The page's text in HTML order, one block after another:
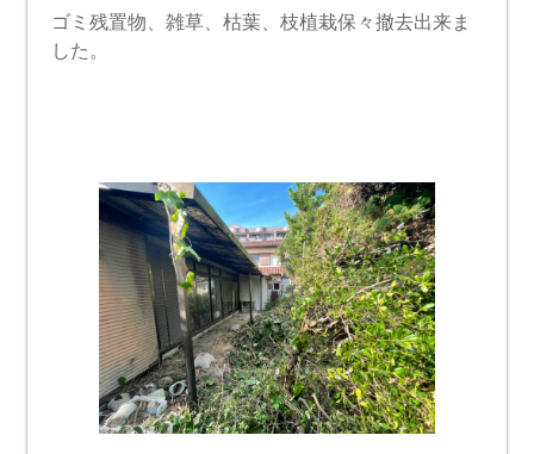
ゴミ残置物、雑草、枯葉、枝植栽保々撤去出来ま
した。